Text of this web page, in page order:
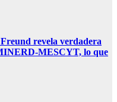
revela verdadera
MESCYT, lo que